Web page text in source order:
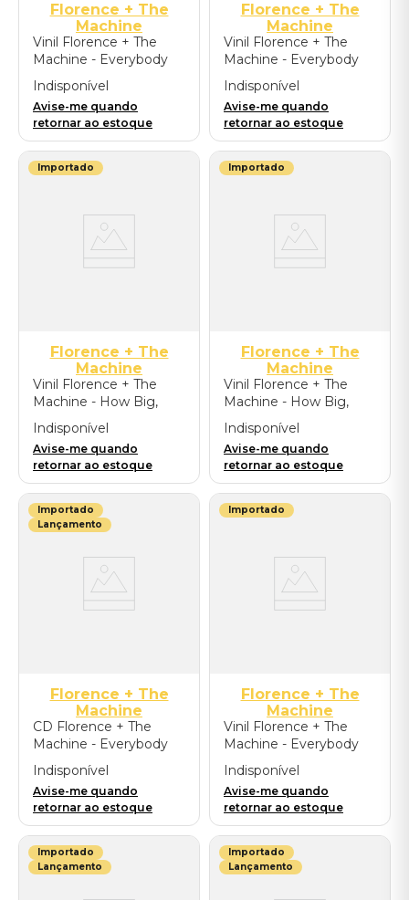
Florence + The
Machine
Vinil Florence + The
Machine - Everybody
Scream: Chamber
Version (Edição
Exclusiva 2LP) -
Importado
Indisponível
Avise-me quando
retornar ao estoque
Florence + The
Machine
Vinil Florence + The
Machine - Everybody
Scream + Signed
Artcard- Importado
Indisponível
Avise-me quando
retornar ao estoque
Importado
Florence + The
Machine
Vinil Florence + The
Machine - How Big,
How Blue, How
Beautiful - 10th
Anniversary Edition
(2LP) - Importado
Indisponível
Avise-me quando
retornar ao estoque
Importado
Florence + The
Machine
Vinil Florence + The
Machine - How Big,
How Blue, How
Beautiful - 10th
Anniversary Edition
(Exclusive/ 2LP) -
Importado
Indisponível
Avise-me quando
retornar ao estoque
Importado
Lançamento
Florence + The
Machine
CD Florence + The
Machine - Everybody
Scream: Chamber
Edition - Importado
Indisponível
Avise-me quando
retornar ao estoque
Importado
Florence + The
Machine
Vinil Florence + The
Machine - Everybody
Scream - Importado
Indisponível
Avise-me quando
retornar ao estoque
Importado
Lançamento
Importado
Lançamento